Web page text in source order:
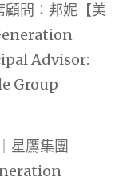
問：邦妮【美
Advisor:
Group
星鷹集團